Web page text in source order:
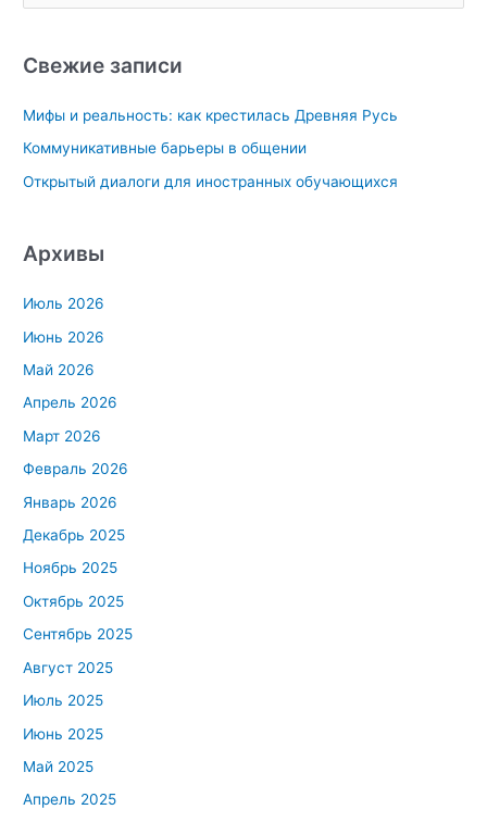
с
:
Свежие записи
Мифы и реальность: как крестилась Древняя Русь
Коммуникативные барьеры в общении
Открытый диалоги для иностранных обучающихся
Архивы
Июль 2026
Июнь 2026
Май 2026
Апрель 2026
Март 2026
Февраль 2026
Январь 2026
Декабрь 2025
Ноябрь 2025
Октябрь 2025
Сентябрь 2025
Август 2025
Июль 2025
Июнь 2025
Май 2025
Апрель 2025